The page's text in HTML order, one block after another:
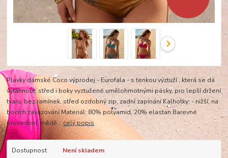
Plavky dámské Coco výprodej - Eurofala - s tenkou výztuží , která se dá
vytáhnout, střed i boky vyztužené umělohmotnými pásky, pro lepší držení
tvaru, bez ramínek, střed ozdobný zip, zadní zapínání Kalhotky: - nižší, na
bocích zavazování Materiál: 80% polyamid, 20% elastan Barevné
provedení: mědě...celý popis
Dostupnost
Není skladem